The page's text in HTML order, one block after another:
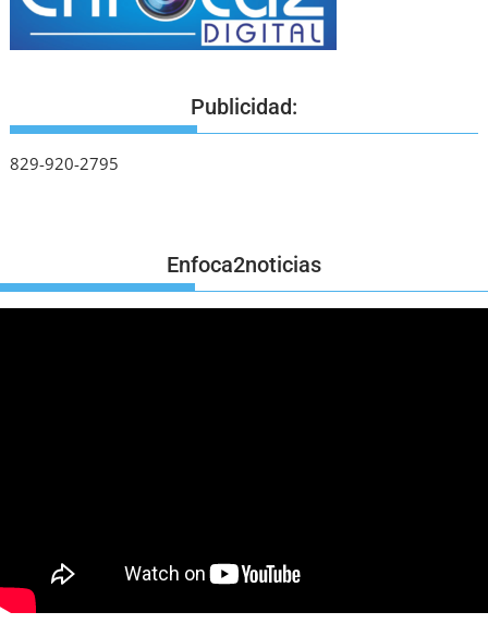
Publicidad:
829-920-2795
Enfoca2noticias